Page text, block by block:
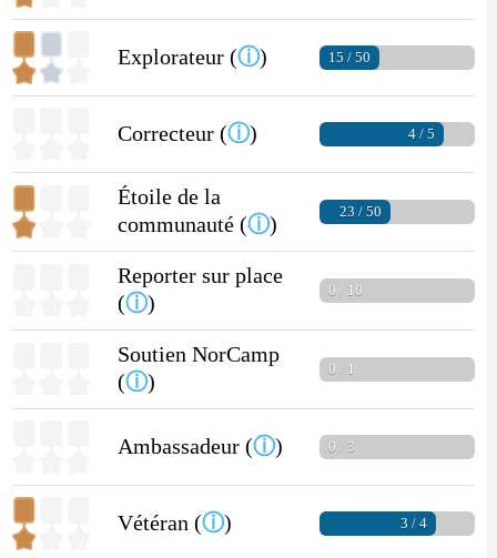
Explorateur (ⓘ) 15 / 50
Correcteur (ⓘ) 4 / 5
Étoile de la
communauté (ⓘ)
23 / 50
Reporter sur place
(ⓘ)
0 / 10
Soutien NorCamp
(ⓘ)
0 / 1
Ambassadeur (ⓘ) 0 / 3
Vétéran (ⓘ) 3 / 4